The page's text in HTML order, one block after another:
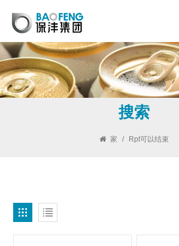
搜索
家 / Rpt可以结束